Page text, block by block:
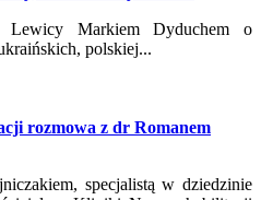
Lewicy Markiem Dyduchem o
polskiej...
rozmowa z dr Romanem
specjalistą w dziedzinie